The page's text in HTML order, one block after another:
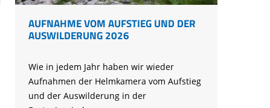
AUFNAHME VOM AUFSTIEG UND DER
AUSWILDERUNG 2026
Wie in jedem Jahr haben wir wieder
Aufnahmen der Helmkamera vom Aufstieg
und der Auswilderung in der